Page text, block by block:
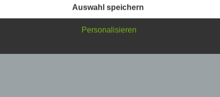
Wir haben als für die Verarbeitung Verantwortlicher zahlreiche
technische und organisatorische Maßnahmen umgesetzt, um
möglichst lückenlosen Schutz der über diese Internetseite
verarbeiteten personenbezogenen Daten sicherzustellen.
Sicherheitslücken aufweisen, sodass ein absoluter Schutz nicht
Auswahl speichern
Personalisieren